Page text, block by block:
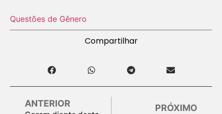
Questões de Gênero
Compartilhar
ANTERIOR PRÓXIMO